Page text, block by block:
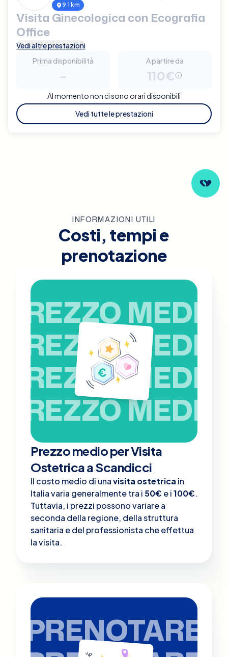
9.1 km
Visita Ginecologica con Ecografia
Office
Vedi altre prestazioni
Prima disponibilità
-
A partire da
110€
Al momento non ci sono orari disponibili
Vedi tutte le prestazioni
INFORMAZIONI UTILI
Costi, tempi e
prenotazione
PREZZO MEDIO
PREZZO MEDIO
PREZZO MEDIO
PREZZO MEDIO
Prezzo medio per Visita
Ostetrica a Scandicci
Il costo medio di unavisita ostetrica in
Italia varia generalmente tra i 50€ e i100€.
Tuttavia, i prezzi possono variare a
seconda della regione, della struttura
sanitaria e del professionista che effettua
la visita.
PRENOTARE